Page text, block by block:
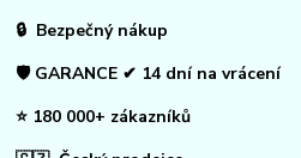
🔒 Bezpečný nákup
🛡️ GARANCE ✔ 14 dní na vrácení
⭐ 180 000+ zákazníků